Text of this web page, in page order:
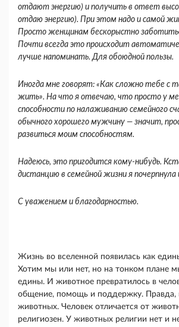
отдают энергию) и по­лучить в ответ
отдаю энер­гию). При этом надо и самой
Просто женщинам бескорыстно
Почти всегда это происходит
лучше напоминать. Для обоюдной пользы.
Иногда мне говорят: «Как сложно тебе с
жить». На что я отвечаю, что просто у
способности по налаживанию се­мейного
обычного хорошего мужчину — значит,
развиться моим способностям.
Надеюсь, это пригодится кому-нибудь.
дистанцию в семейной жизни я почерпну­ла
С уважением и благодарностью.
Жизнь во вселенной появилась как
Хотим мы или нет, но на тонком плане
едины. И животное превратилось в
общение, помощь и поддержку. Правда,
животных. Человек отлича­ется от
религиозен. У живот­ных религии нет и